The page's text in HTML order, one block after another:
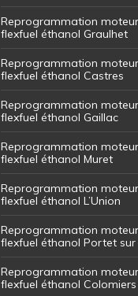
Reprogrammation
flexfuel éthanol Graulhet
Reprogrammation
flexfuel éthanol Castres
Reprogrammation
flexfuel éthanol Gaillac
Reprogrammation
flexfuel éthanol Muret
Reprogrammation
flexfuel éthanol L’Union
Reprogrammation
flexfuel éthanol Portet sur
Reprogrammation
flexfuel éthanol Colomiers